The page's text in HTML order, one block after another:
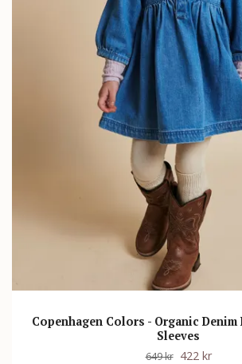
Copenhagen Colors - Organic
Sleeves
649 kr 422 kr